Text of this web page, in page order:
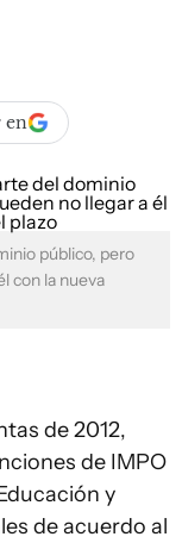
en
público, pero
con la nueva
de 2012,
de IMPO
y
de acuerdo al